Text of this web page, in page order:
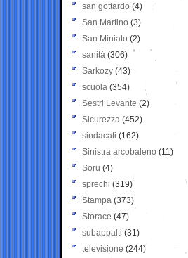
san gottardo (4)
San Martino (3)
San Miniato (2)
sanità (306)
Sarkozy (43)
scuola (354)
Sestri Levante (2)
Sicurezza (452)
sindacati (162)
Sinistra arcobaleno (11)
Soru (4)
sprechi (319)
Stampa (373)
Storace (47)
subappalti (31)
televisione(244)